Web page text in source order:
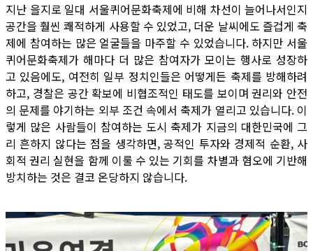
지난 을지로 일대 서울퀴어문화축제에 비해 차선이 늘어나서인지
공간을 훨씬 쾌적하게 사용할 수 있었고, 더운 날씨에도 즐겁게 축
제에 참여하는 많은 얼굴들을 마주할 수 있었습니다. 하지만 서울
퀴어문화축제가 해마다 더 많은 참여자가 모이는 행사로 성장하
고 있음에도, 여전히 일부 정치인들은 어떻게든 축제를 방해하려
하고, 경찰은 공간 확보에 비협조적인 태도를 보이며 권리와 안전
의 문제를 야기하는 외부 조건 속에서 축제가 열리고 있습니다. 이
렇게 많은 사람들이 참여하는 도시 축제가 지금의 대한민국에 그
리 흔하지 않다는 점을 생각하면, 공적인 투자와 경제적 순환, 사
회적 권리 실현을 함께 이룰 수 있는 기회를 차별과 혐오에 기반해
방치하는 것은 결코 온당하지 않습니다.